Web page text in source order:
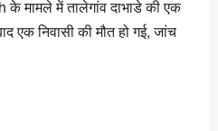
मामले में तालेगांव दाभाडे की एक
एक निवासी की मौत हो गई, जांच